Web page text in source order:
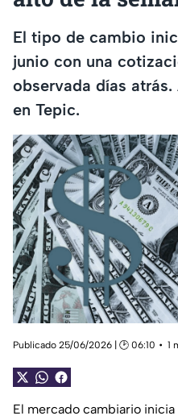
El tipo de cambio
junio con una
observada días
en Tepic.
Publicado 25/06/2026 | 🕑 06:10 1
El mercado cambiario